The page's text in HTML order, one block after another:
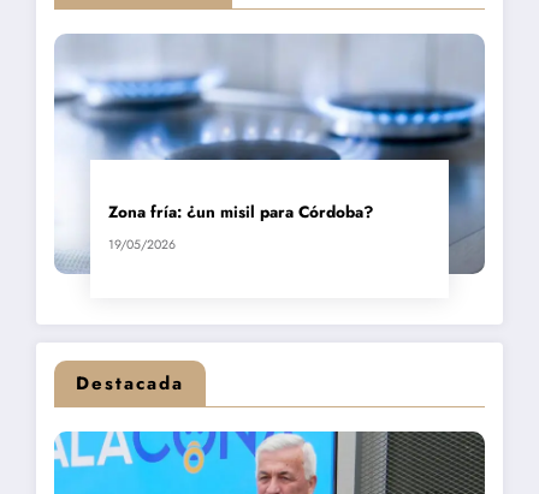
Zona fría: ¿un misil para Córdoba?
19/05/2026
Destacada